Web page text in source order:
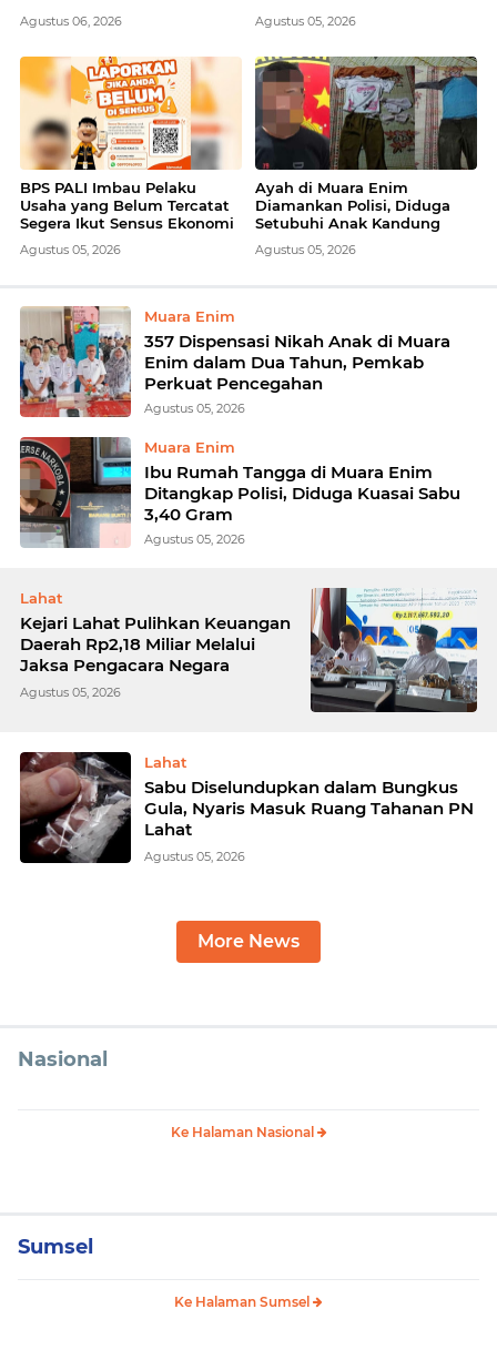
Air Bersih
Agustus 06, 2026 Agustus 05, 2026
BPS PALI Imbau Pelaku
Usaha yang Belum Tercatat
Segera Ikut Sensus Ekonomi
Agustus 05, 2026
Ayah di Muara Enim
Diamankan Polisi, Diduga
Setubuhi Anak Kandung
Agustus 05, 2026
Muara Enim
357 Dispensasi Nikah Anak di Muara
Enim dalam Dua Tahun, Pemkab
Perkuat Pencegahan
Agustus 05, 2026
Muara Enim
Ibu Rumah Tangga di Muara Enim
Ditangkap Polisi, Diduga Kuasai Sabu
3,40 Gram
Agustus 05, 2026
Lahat
Kejari Lahat Pulihkan Keuangan
Daerah Rp2,18 Miliar Melalui
Jaksa Pengacara Negara
Agustus 05, 2026
Lahat
Sabu Diselundupkan dalam Bungkus
Gula, Nyaris Masuk Ruang Tahanan PN
Lahat
Agustus 05, 2026
More News
Nasional
Ke Halaman Nasional
Sumsel
Ke Halaman Sumsel